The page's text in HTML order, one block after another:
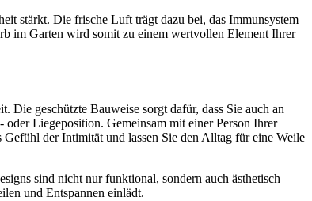
stärkt. Die frische Luft trägt dazu bei, das Immunsystem
im Garten wird somit zu einem wertvollen Element Ihrer
geschützte Bauweise sorgt dafür, dass Sie auch an
Liegeposition. Gemeinsam mit einer Person Ihrer
Gefühl der Intimität und lassen Sie den Alltag für eine Weile
sind nicht nur funktional, sondern auch ästhetisch
und Entspannen einlädt.